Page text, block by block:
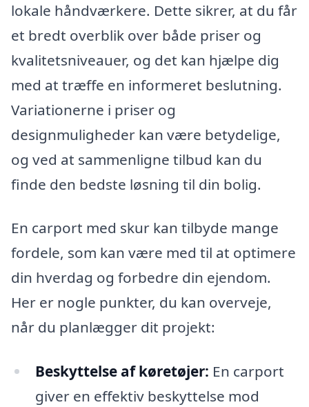
lokale håndværkere. Dette sikrer, at du får
et bredt overblik over både priser og
kvalitetsniveauer, og det kan hjælpe dig
med at træffe en informeret beslutning.
Variationerne i priser og
designmuligheder kan være betydelige,
og ved at sammenligne tilbud kan du
finde den bedste løsning til din bolig.
En carport med skur kan tilbyde mange
fordele, som kan være med til at optimere
din hverdag og forbedre din ejendom.
Her er nogle punkter, du kan overveje,
når du planlægger dit projekt:
Beskyttelse af køretøjer: En carport
giver en effektiv beskyttelse mod